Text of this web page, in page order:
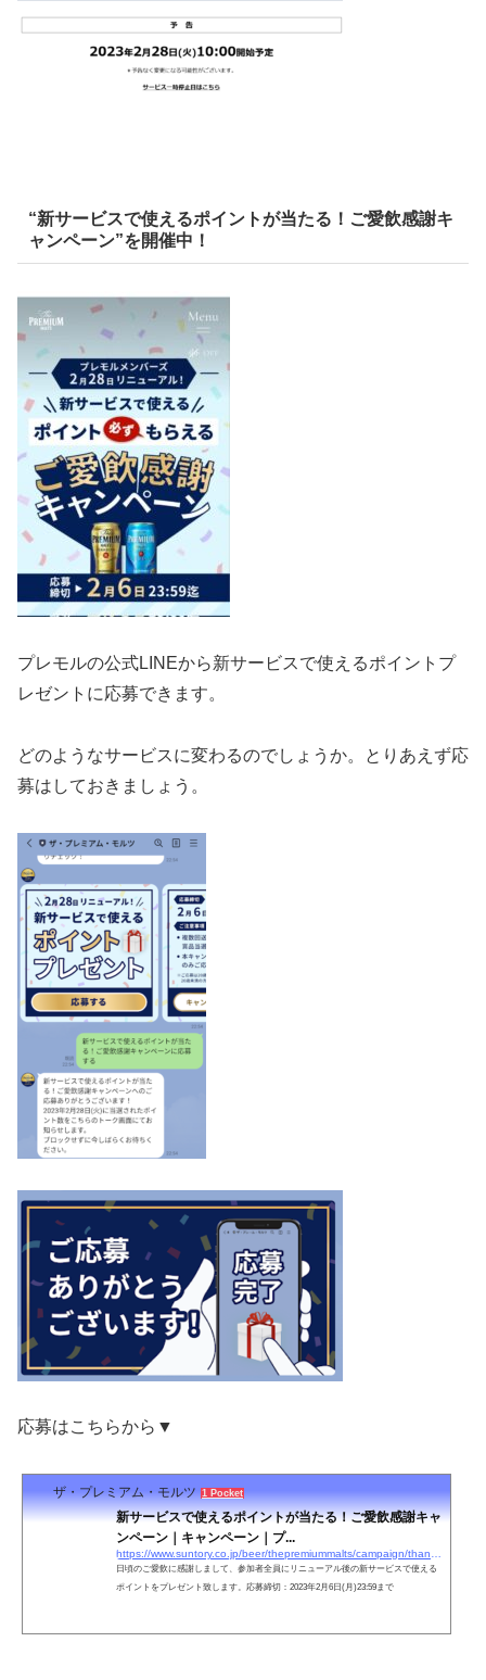
“新サービスで使えるポイントが当たる！ご愛飲感謝キ
ャンペーン”を開催中！
プレモルの公式LINEから新サービスで使えるポイントプ
レゼントに応募できます。
どのようなサービスに変わるのでしょうか。とりあえず応
募はしておきましょう。
応募はこちらから▼
ザ・プレミアム・モルツ 1 Pocket
新サービスで使えるポイントが当たる！ご愛飲感謝キャ
ンペーン｜キャンペーン｜プ...
日頃のご愛飲に感謝しまして、参加者全員にリニューアル後の新サービスで使える
ポイントをプレゼント致します。応募締切：2023年2月6日(月)23:59まで